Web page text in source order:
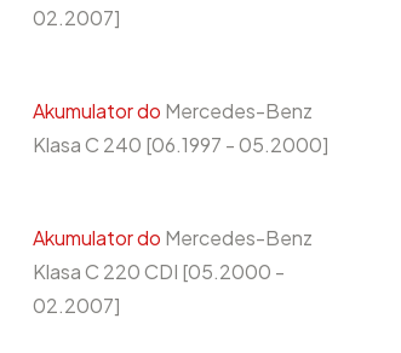
02.2007]
Akumulator do Mercedes-Benz
Klasa C 240 [06.1997 - 05.2000]
Akumulator do Mercedes-Benz
Klasa C 220 CDI [05.2000 -
02.2007]